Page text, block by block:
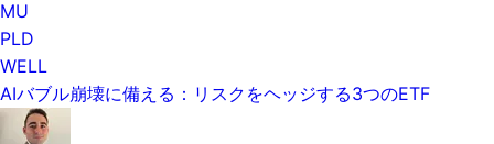
MU
PLD
WELL
AIバブル崩壊に備える：リスクをヘッジする3つのETF